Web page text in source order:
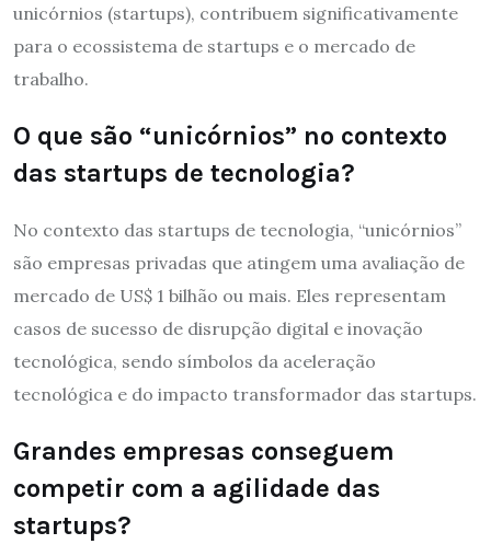
unicórnios (startups), contribuem significativamente
para o ecossistema de startups e o mercado de
trabalho.
O que são “unicórnios” no contexto
das startups de tecnologia?
No contexto das startups de tecnologia, “unicórnios”
são empresas privadas que atingem uma avaliação de
mercado de US$ 1 bilhão ou mais. Eles representam
casos de sucesso de disrupção digital e inovação
tecnológica, sendo símbolos da aceleração
tecnológica e do impacto transformador das startups.
Grandes empresas conseguem
competir com a agilidade das
startups?